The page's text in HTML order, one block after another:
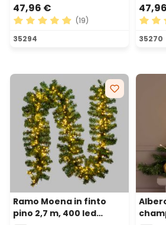
47,96 €
Valutazione media di 4.89 su 5
(19)
35294
35270
Ramo Moena in finto
pino 2,7 m, 400 led